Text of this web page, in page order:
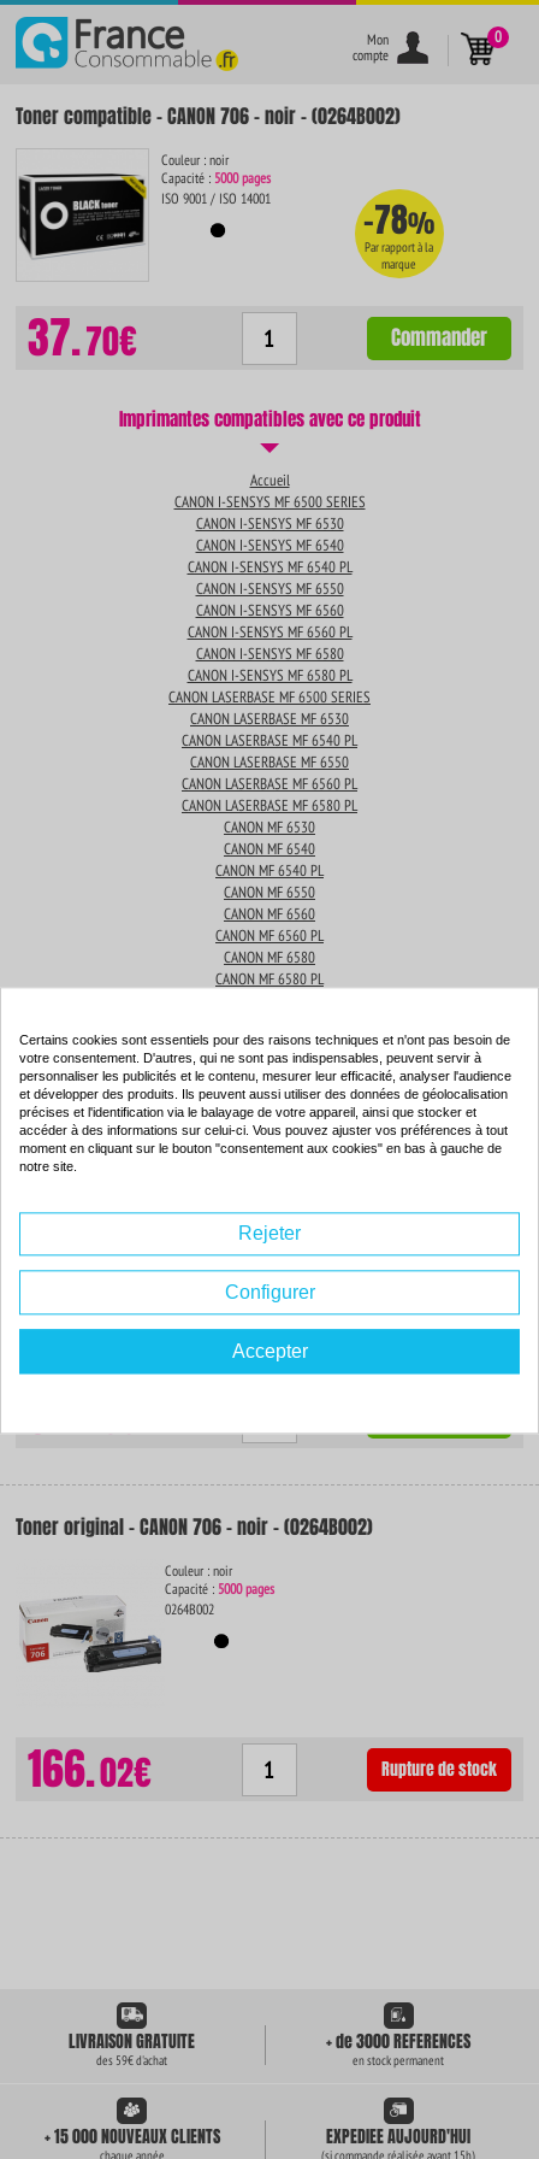
}
Mon
compte
0
Toner compatible - CANON 706 - noir - (0264B002)
Couleur : noir
Capacité :5000 pages
ISO 9001 / ISO 14001
-78%
Par rapport à la
marque
37.70€ Commander
Imprimantes compatibles avec ce produit
Accueil
CANON I-SENSYS MF 6500 SERIES
CANON I-SENSYS MF 6530
CANON I-SENSYS MF 6540
CANON I-SENSYS MF 6540 PL
CANON I-SENSYS MF 6550
CANON I-SENSYS MF 6560
CANON I-SENSYS MF 6560 PL
CANON I-SENSYS MF 6580
CANON I-SENSYS MF 6580 PL
CANON LASERBASE MF 6500 SERIES
CANON LASERBASE MF 6530
CANON LASERBASE MF 6540 PL
CANON LASERBASE MF 6550
CANON LASERBASE MF 6560 PL
CANON LASERBASE MF 6580 PL
CANON MF 6530
CANON MF 6540
CANON MF 6540 PL
CANON MF 6550
CANON MF 6560
CANON MF 6560 PL
CANON MF 6580
CANON MF 6580 PL
Produits associés
Toner compatible - CANON 706 - noir - (0264B002)
Couleur : noir
5000 pages
ISO 9001 / ISO 14001
-78%
37.70€
Toner original - CANON 706 - noir - (0264B002)
Couleur : noir
Capacité :5000 pages
0264B002
166.02€ Rupture de stock
LIVRAISON GRATUITE
des 59€ d'achat
+ de 3000 REFERENCES
en stock permanent
+ 15 000 NOUVEAUX CLIENTS
chaque année
EXPEDIEE AUJOURD'HUI
(si commande réalisée avant 15h)
Certains cookies sont essentiels pour des raisons techniques et n'ont pas besoin de
votre consentement. D'autres, qui ne sont pas indispensables, peuvent servir à
personnaliser les publicités et le contenu, mesurer leur efficacité, analyser l'audience
et développer des produits. Ils peuvent aussi utiliser des données de géolocalisation
précises et l'identification via le balayage de votre appareil, ainsi que stocker et
accéder à des informations sur celui-ci. Vous pouvez ajuster vos préférences à tout
moment en cliquant sur le bouton "consentement aux cookies" en bas à gauche de
notre site.
Rejeter
Configurer
Accepter